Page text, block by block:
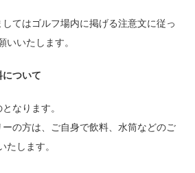
てはゴルフ場内に掲げる注意文に従っ
いいたします。
ついて
なります。
の方は、ご自身で飲料、水筒などのご
たします。